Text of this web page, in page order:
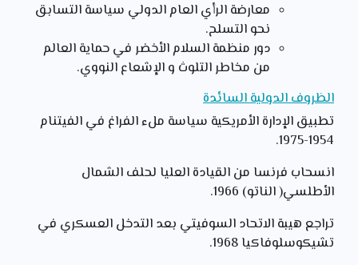
معارضة الرأي العام الدولي سياسة التسابق
نحو التسلح.
دور منظمة السلام الأخضر في حماية العالم
من مخاطر التلوث و الإشعاع النووي.
الظروف الدولية السائدة
تطبيق الإدارة الأمريكية سياسة ملء الفراغ في الفيتنام
1954-1975.
انسحاب فرنسا من القيادة العليا لحلف الشمال
الأطلسي( الناتو) 1966.
تراجع هيبة الاتحاد السوفيتي بعد التدخل العسكري في
تشيكوسلوفاكيا 1968.